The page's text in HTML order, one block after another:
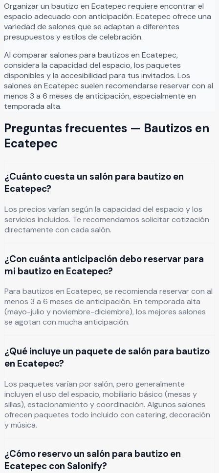
Organizarun bautizo en Ecatepec requiere encontrar el
espacio adecuado con anticipación. Ecatepec ofrece una
variedad de salones que se adaptan a diferentes
presupuestos y estilos de celebración.
Al comparar salones para bautizos en Ecatepec,
considera la capacidad del espacio, los paquetes
disponibles y la accesibilidad para tus invitados. Los
salones en Ecatepec suelen recomendarse reservar con al
menos 3 a 6 meses de anticipación, especialmente en
temporada alta.
Preguntas frecuentes — Bautizos en
Ecatepec
¿Cuánto cuesta un salón para bautizo en
Ecatepec?
Los precios varían según la capacidad del espacio y los
servicios incluidos. Te recomendamos solicitar cotización
directamente con cada salón.
¿Con cuánta anticipación debo reservar para
mi bautizo en Ecatepec?
Para bautizos en Ecatepec, se recomienda reservar con al
menos 3 a 6 meses de anticipación. En temporada alta
(mayo-julio y noviembre-diciembre), los mejores salones
se agotan con mucha anticipación.
¿Qué incluye un paquete de salón para bautizo
en Ecatepec?
Los paquetes varían por salón, pero generalmente
incluyen el uso del espacio, mobiliario básico (mesas y
sillas), estacionamiento y coordinación. Algunos salones
ofrecen paquetes todo incluido con catering, decoración
y música.
¿Cómo reservo un salón para bautizo en
Ecatepec con Salonify?